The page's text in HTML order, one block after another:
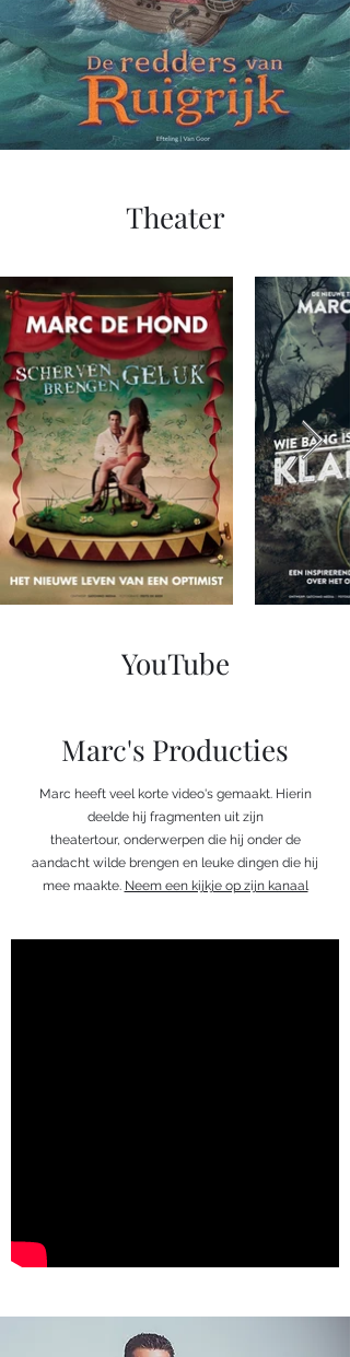
Theater
YouTube
Marc's Producties
Marc heeft veel korte video's gemaakt. Hierin
deelde hij fragmenten uit zijn
theatertour, onderwerpen die hij onder de
aandacht wilde brengen en leuke dingen die hij
mee maakte. Neem een kijkje op zijn kanaal